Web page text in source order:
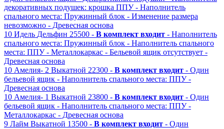
декоративных подушек: крошка ППУ - Наполнитель
спального места: Пружинный блок - Изменение размера
невозможно - Древесная основа
10 Идель Дельфин 25500 - В комплект входит - Наполнитель
спального места: Пружинный блок - Наполнитель спального
места: ППУ - Металлокаркас - Бельевой ящик отсутствует -
Древесная основа
10 Амелия- 2 Выкатной 22300 - В комплект входит - Один
бельевой ящик - Наполнитель спального места: ППУ -
Древесная основа
10 Амелия- 1 Выкатной 23800 - В комплект входит - Один
бельевой ящик - Наполнитель спального места: ППУ -
Металлокаркас - Древесная основа
9 Лайм Выкатной 13500 - В комплект входит - Один